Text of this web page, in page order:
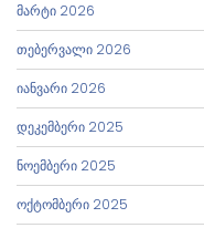
მარტი 2026
თებერვალი 2026
იანვარი 2026
დეკემბერი 2025
ნოემბერი 2025
ოქტომბერი 2025